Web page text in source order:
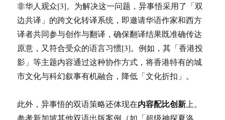
非华人观众[3]。为解决这一问题，异事悟采用了「双
边共译」的跨文化转译系统，即邀请华语作家和西方
译者共同参与创作与翻译，确保翻译结果既准确传达
原意，又符合受众的语言习惯[3]。例如，其「香港投
影」等主题内容通过这种协作方式，将香港特有的城
市文化与科幻叙事有机融合，降低「文化折扣」。
此外，异事悟的双语策略还体现在内容配比创新 上。
参考新加坡其他双语出版案例（如「超级神探夏洛